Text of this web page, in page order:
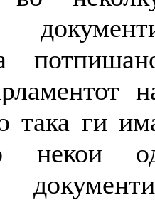
така ги
некои